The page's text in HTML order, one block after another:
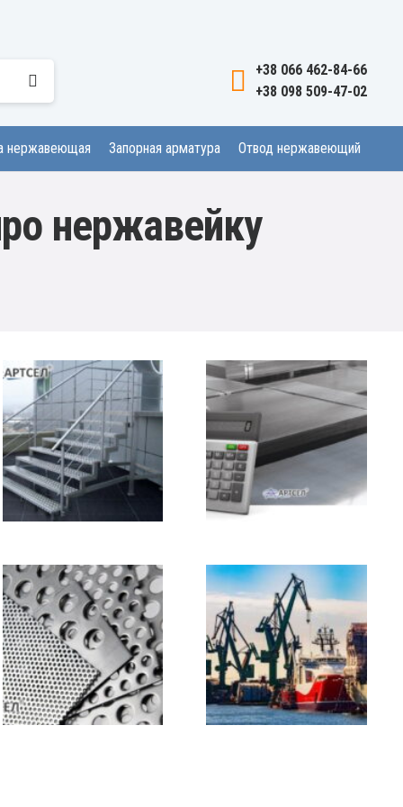
+38 066 462-84-66
+38 098 509-47-02
нержавеющая Запорная арматура Отвод нержавеющий
нержавейку